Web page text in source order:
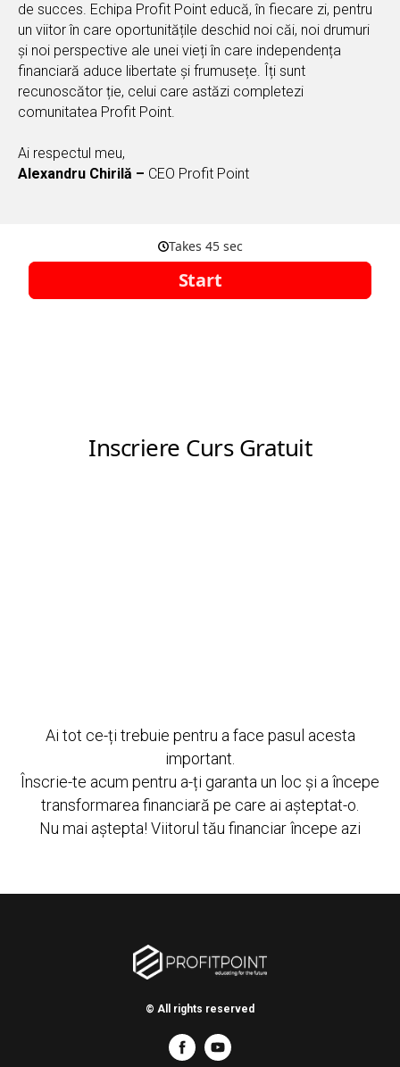
de succes. Echipa Profit Point educă, în fiecare zi, pentru
un viitor în care oportunitățile deschid noi căi, noi drumuri
și noi perspective ale unei vieți în care independența
financiară aduce libertate și frumusețe. Îți sunt
recunoscător ție, celui care astăzi completezi
comunitatea Profit Point.
Ai respectul meu,
Alexandru Chirilă – CEO Profit Point
Ai tot ce-ți trebuie pentru a face pasul acesta
important.
Înscrie-te acum pentru a-ți garanta un loc și a începe
transformarea financiară pe care ai așteptat-o.
Nu mai aștepta! Viitorul tău financiar începe azi
© All rights reserved